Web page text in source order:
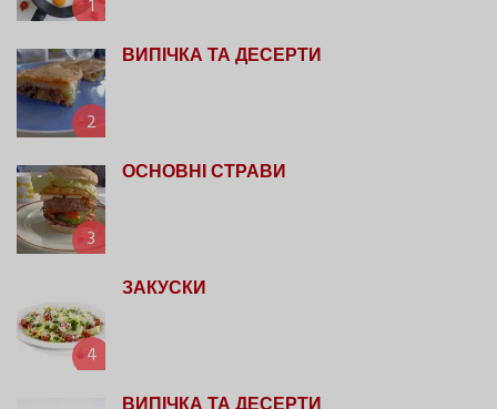
1
2
ВИПІЧКА ТА ДЕСЕРТИ
3
ОСНОВНІ СТРАВИ
4
ЗАКУСКИ